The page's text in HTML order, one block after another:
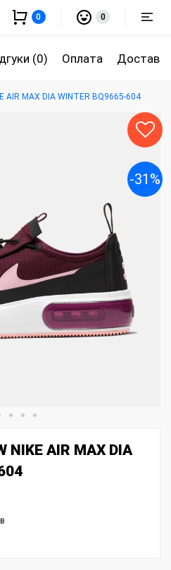
0 0
AIR MAX DIA WINTER BQ9665-604
(0) Оплата
-31%
NIKE AIR MAX DIA